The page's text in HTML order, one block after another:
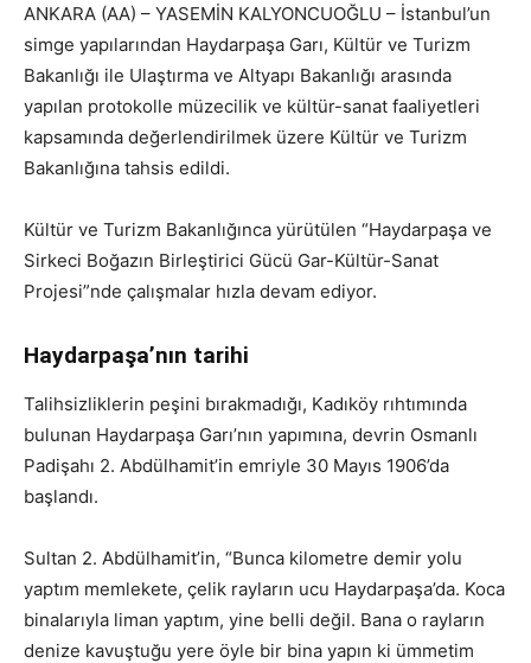
ANKARA (AA) – YASEMİN KALYONCUOĞLU – İstanbul’un
simge yapılarından Haydarpaşa Garı, Kültür ve Turizm
Bakanlığı ile Ulaştırma ve Altyapı Bakanlığı arasında
yapılan protokolle müzecilik ve kültür-sanat faaliyetleri
kapsamında değerlendirilmek üzere Kültür ve Turizm
Bakanlığına tahsis edildi.
Kültür ve Turizm Bakanlığınca yürütülen “Haydarpaşa ve
Sirkeci Boğazın Birleştirici Gücü Gar-Kültür-Sanat
Projesi”nde çalışmalar hızla devam ediyor.
Haydarpaşa’nın tarihi
Talihsizliklerin peşini bırakmadığı, Kadıköy rıhtımında
bulunan Haydarpaşa Garı’nın yapımına, devrin Osmanlı
Padişahı 2. Abdülhamit’in emriyle 30 Mayıs 1906’da
başlandı.
Sultan 2. Abdülhamit’in, “Bunca kilometre demir yolu
yaptım memlekete, çelik rayların ucu Haydarpaşa’da. Koca
binalarıyla liman yaptım, yine belli değil. Bana o rayların
denize kavuştuğu yere öyle bir bina yapın ki ümmetim